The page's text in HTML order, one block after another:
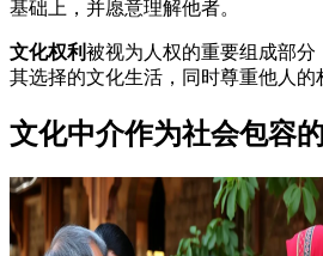
基础上，并愿意理解他者。
文化权利被视为人权的重要组成部
其选择的文化生活，同时尊重他人的
文化中介作为社会包容